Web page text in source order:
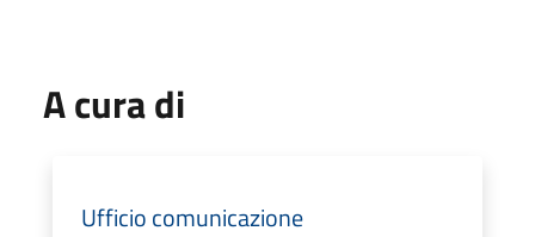
A cura di
Ufficio comunicazione